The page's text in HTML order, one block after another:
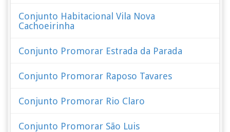
Conjunto Habitacional Vila Nova
Cachoeirinha
Conjunto Promorar Estrada da Parada
Conjunto Promorar Raposo Tavares
Conjunto Promorar Rio Claro
Conjunto Promorar São Luis